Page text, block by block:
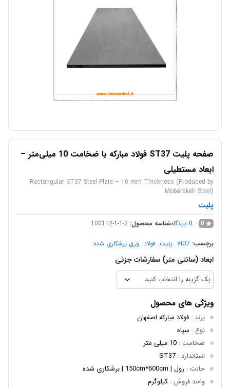
صفحه پلیت ST37 فولاد مبارکه با ضخامت 10 میلی‌متر –
ابعاد مستطیلی
Rectangular ST37 Steel Plate – 10 mm Thickness (Produced by
Mobarakeh Steel)
پلیت
0
0 دیدگاهشناسه محصول: 100112-1-1-2
برچسب: st37
, پلیت, فولاد, ورق برشکاری شده
ابعاد (سانتی متر) سفارشات جزئی
ویژگی های محصول
برند : فولاد مبارکه اصفهان
نوع : سیاه
ضخامت : 10 میلی متر
استاندارد:
ST37
حالت : رول | 150cm*600cm | برشکاری شده
واحد فروش : کیلوگرم